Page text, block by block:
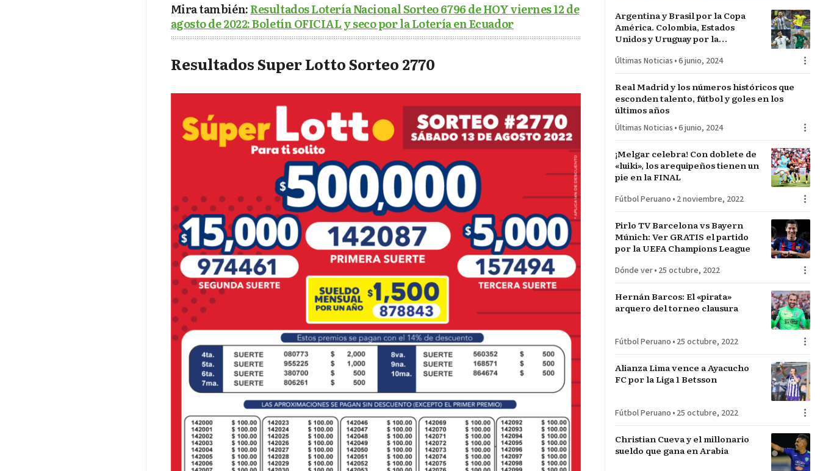
Mira también:Resultados Lotería Nacional Sorteo 6796 de HOY viernes 12 de
agosto de 2022: Boletín OFICIAL y seco por la Lotería en Ecuador
Resultados Super Lotto Sorteo 2770
Argentina y Brasil por la Copa
América. Colombia, Estados
Unidos y Uruguay por la
pelea…
Últimas Noticias •6 junio, 2024
Real Madrid y los números históricos que
esconden talento, fútbol y goles en los
últimos años
Últimas Noticias •6 junio, 2024
¡Melgar celebra! Con doblete de
«luiki», los arequipeños tienen un
pie en la FINAL
Fútbol Peruano • 2 noviembre, 2022
Pirlo TV Barcelona vs Bayern
Múnich: Ver GRATIS el partido
por la UEFA Champions League
Dónde ver• 25 octubre, 2022
Hernán Barcos: El «pirata»
arquero del torneo clausura
Fútbol Peruano • 25 octubre, 2022
Alianza Lima vence a Ayacucho
FC por la Liga 1 Betsson
Fútbol Peruano • 25 octubre, 2022
Christian Cueva y el millonario
sueldo que gana en Arabia